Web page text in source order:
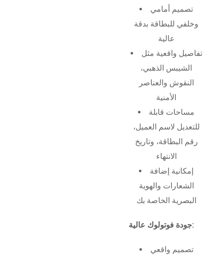
تصميم أمامي
وخلفي للبطاقة بدقة
عالية
تفاصيل واقعية مثل
الشيبس الذهبي،
النقوش والعناصر
الأمنية
مساحات قابلة
للتعديل لاسم العميل،
رقم البطاقة، وتاريخ
الانتهاء
إمكانية إضافة
الشعارات والهوية
البصرية الخاصة بك
جودة فوتولوك عالية:
تصميم واقعي